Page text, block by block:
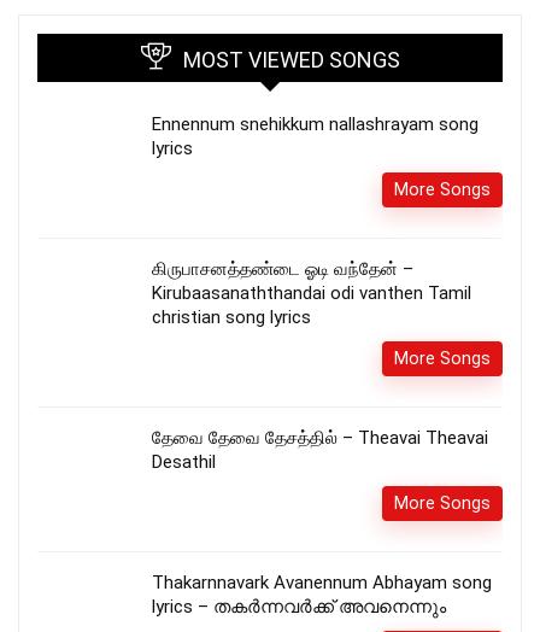
MOST VIEWED SONGS
Ennennum snehikkum nallashrayam song
lyrics
More Songs
கிருபாசனத்தண்டை ஓடி வந்தேன் –
Kirubaasanaththandai odi vanthen Tamil
christian song lyrics
More Songs
தேவை தேவை தேசத்தில் – Theavai Theavai
Desathil
More Songs
Thakarnnavark Avanennum Abhayam song
lyrics – തകർന്നവർക്ക് അവനെന്നും